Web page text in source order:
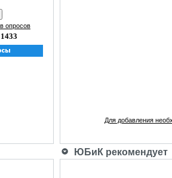
опросов
1433
Для добавления
ЮБиК рекомендует